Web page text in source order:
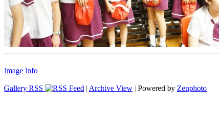
Image Info
Gallery RSS | Archive View | Powered by Zenphoto